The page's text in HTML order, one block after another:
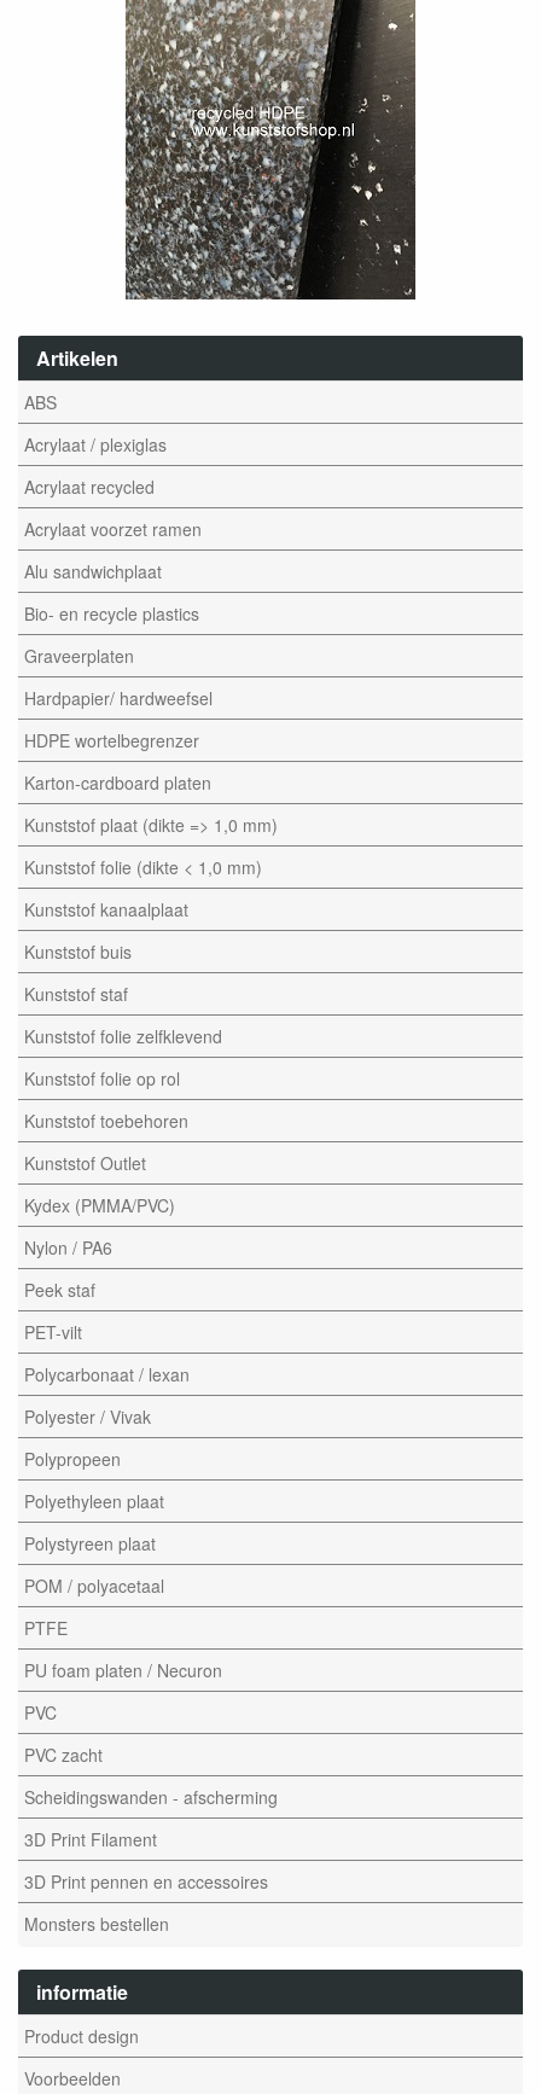
Artikelen
ABS
Acrylaat / plexiglas
Acrylaat recycled
Acrylaat voorzet ramen
Alu sandwichplaat
Bio- en recycle plastics
Graveerplaten
Hardpapier/ hardweefsel
HDPE wortelbegrenzer
Karton-cardboard platen
Kunststof plaat (dikte => 1,0 mm)
Kunststof folie (dikte < 1,0 mm)
Kunststof kanaalplaat
Kunststof buis
Kunststof staf
Kunststof folie zelfklevend
Kunststof folie op rol
Kunststof toebehoren
Kunststof Outlet
Kydex (PMMA/PVC)
Nylon / PA6
Peek staf
PET-vilt
Polycarbonaat / lexan
Polyester / Vivak
Polypropeen
Polyethyleen plaat
Polystyreen plaat
POM / polyacetaal
PTFE
PU foam platen / Necuron
PVC
PVC zacht
Scheidingswanden - afscherming
3D Print Filament
3D Print pennen en accessoires
Monsters bestellen
informatie
Product design
Voorbeelden